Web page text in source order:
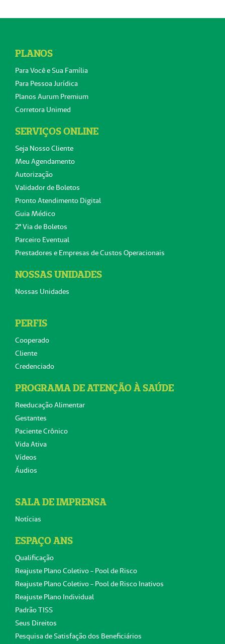
PLANOS
Para Você e Sua Família
Para Pessoa Jurídica
Planos Aurum Premium
Corretora Unimed
SERVIÇOS ONLINE
Seja Nosso Cliente
Meu Agendamento
Autorização
Validador de Boletos
Pronto Atendimento Digital
Guia Médico
2ª Via de Boletos
Parceiro Eventual
Prestadores e Empresas de Custos Operacionais
NOSSAS UNIDADES
Nossas Unidades
PERFIS
Cooperado
Cliente
Credenciado
PROGRAMA DE ATENÇÃO À SAÚDE
Reeducação Alimentar
Gestantes
Paciente Crônico
Vida Ativa
Vídeos
Áudios
SALA DE IMPRENSA
Notícias
ESPAÇO ANS
Qualificação
Reajuste Plano Coletivo - Pool de Risco
Reajuste Plano Coletivo - Pool de Risco Inativos
Reajuste Plano Individual
Padrão TISS
Seus Direitos
Pesquisa de Satisfação dos Beneficiários